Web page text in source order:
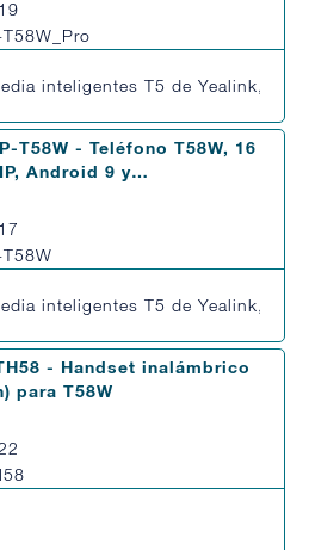
inteligentes T5 de Yealink,
T58W - Teléfono T58W, 16
Android 9 y…
inteligentes T5 de Yealink,
- Handset inalámbrico
para T58W